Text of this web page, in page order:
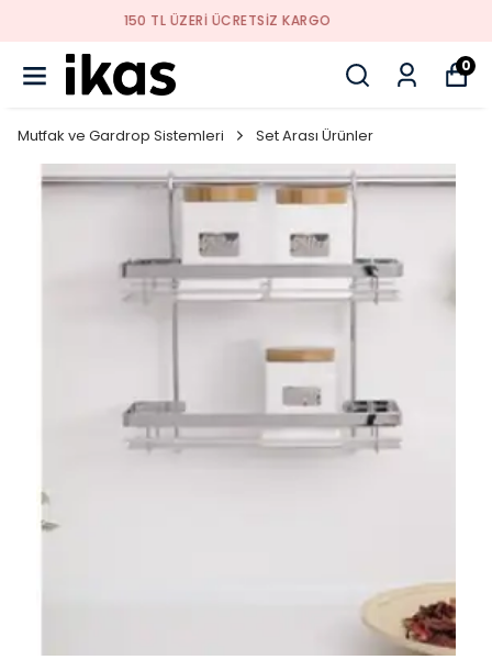
YENI SEZON ÜRÜNLER
0
Mutfak ve Gardrop Sistemleri Set Arası Ürünler